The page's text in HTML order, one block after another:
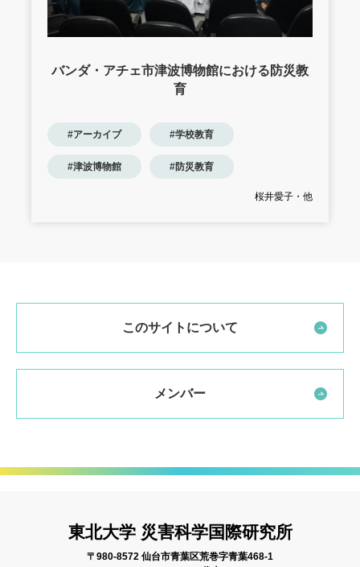
バンダ・アチェ市津波博物館における防災教
育
#アーカイブ #学校教育
#津波博物館 #防災教育
桜井愛子・他
このサイトについて
メンバー
東北大学 災害科学国際研究所
〒980-8572 仙台市青葉区荒巻字青葉468-1